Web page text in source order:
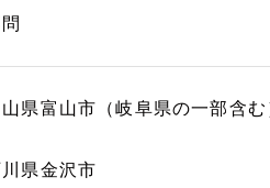
県富山市（岐阜県の一部含
県金沢市